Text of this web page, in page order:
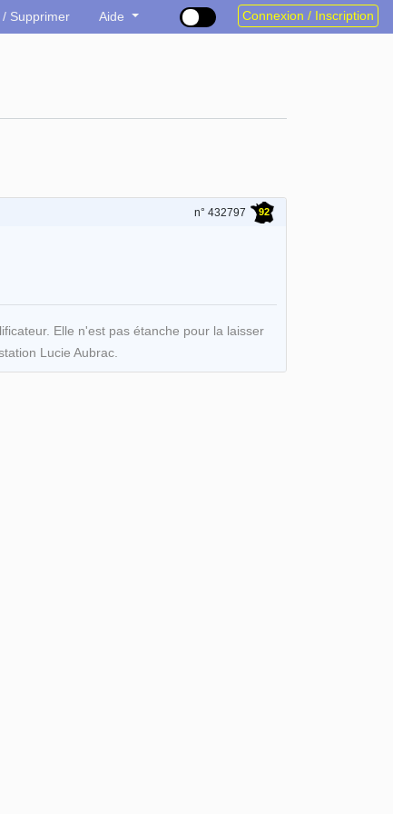
Supprimer Aide Connexion / Inscription
n° 432797 92
Elle n'est pas étanche pour la laisser
Lucie Aubrac.